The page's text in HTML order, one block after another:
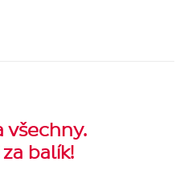
všechny.
balík!